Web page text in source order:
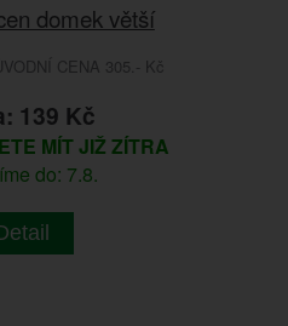
domek větší
CENA 305.- Kč
139 Kč
MÍT JIŽ ZÍTRA
do: 7.8.